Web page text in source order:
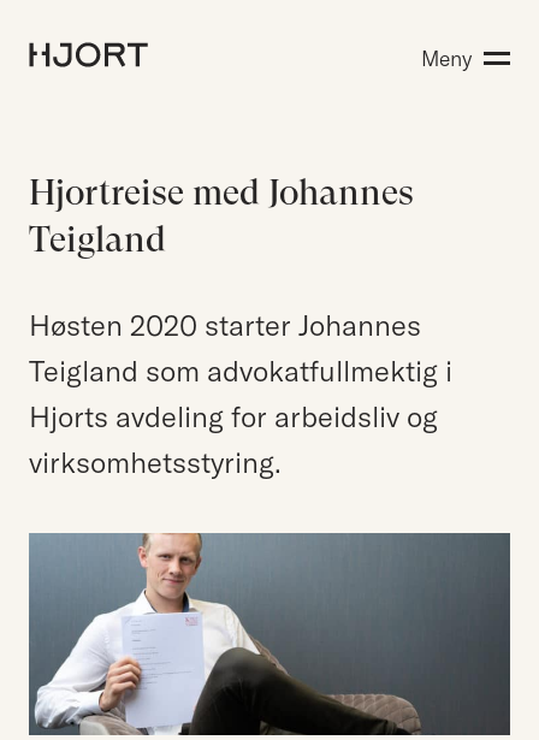
Menneskene
Karriere
Kontakt oss
Hjort Bridge
Søk etter:
Meny
Hjortreise med Johannes
Teigland
Høsten 2020 starter Johannes
Teigland som advokatfullmektig i
Hjorts avdeling for arbeidsliv og
virksomhetsstyring.